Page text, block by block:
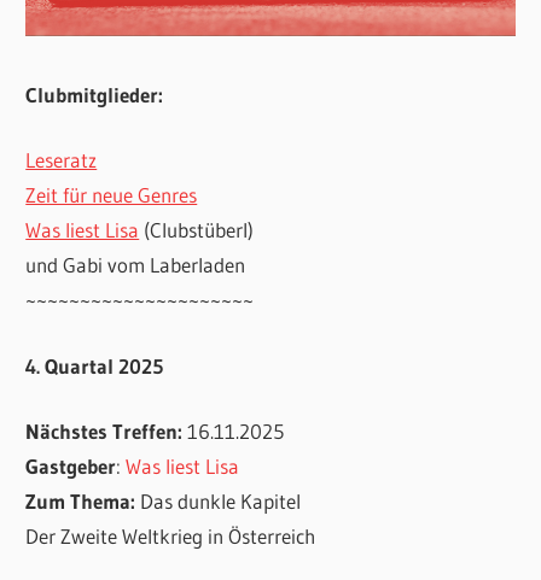
Clubmitglieder:
Leseratz
Zeit für neue Genres
Was liest Lisa (Clubstüberl)
und Gabi vom Laberladen
~~~~~~~~~~~~~~~~~~~~~
4. Quartal 2025
Nächstes Treffen:16.11.2025
Gastgeber:Was liest Lisa
Zum Thema: Das dunkle Kapitel
Der Zweite Weltkrieg in Österreich